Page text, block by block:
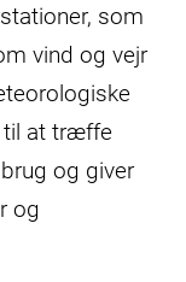
som
vind og vejr
til at træffe
og giver
og